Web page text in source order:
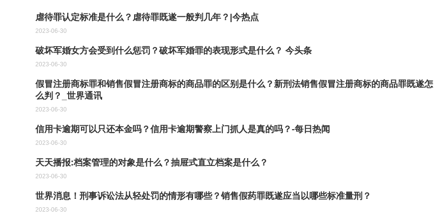
虐待罪认定标准是什么？虐待罪既遂一般判几年？|今热点
2023-06-30
破坏军婚女方会受到什么惩罚？破坏军婚罪的表现形式是什么？ 今头条
2023-06-30
假冒注册商标罪和销售假冒注册商标的商品罪的区别是什么？新刑法销售假冒注册商标的商品罪既遂怎
么判？_世界通讯
2023-06-30
信用卡逾期可以只还本金吗？信用卡逾期警察上门抓人是真的吗？-每日热闻
2023-06-30
天天播报:档案管理的对象是什么？抽屉式直立档案是什么？
2023-06-30
世界消息！刑事诉讼法从轻处罚的情形有哪些？销售假药罪既遂应当以哪些标准量刑？
2023-06-30